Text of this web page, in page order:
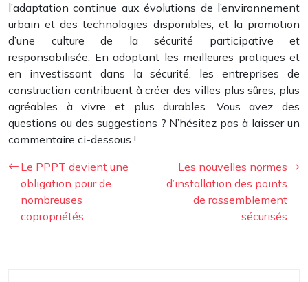
l’adaptation continue aux évolutions de l’environnement
urbain et des technologies disponibles, et la promotion
d’une culture de la sécurité participative et
responsabilisée. En adoptant les meilleures pratiques et
en investissant dans la sécurité, les entreprises de
construction contribuent à créer des villes plus sûres, plus
agréables à vivre et plus durables. Vous avez des
questions ou des suggestions ? N’hésitez pas à laisser un
commentaire ci-dessous !
Le PPPT devient une
obligation pour de
nombreuses
copropriétés
Les nouvelles normes
d’installation des points
de rassemblement
sécurisés